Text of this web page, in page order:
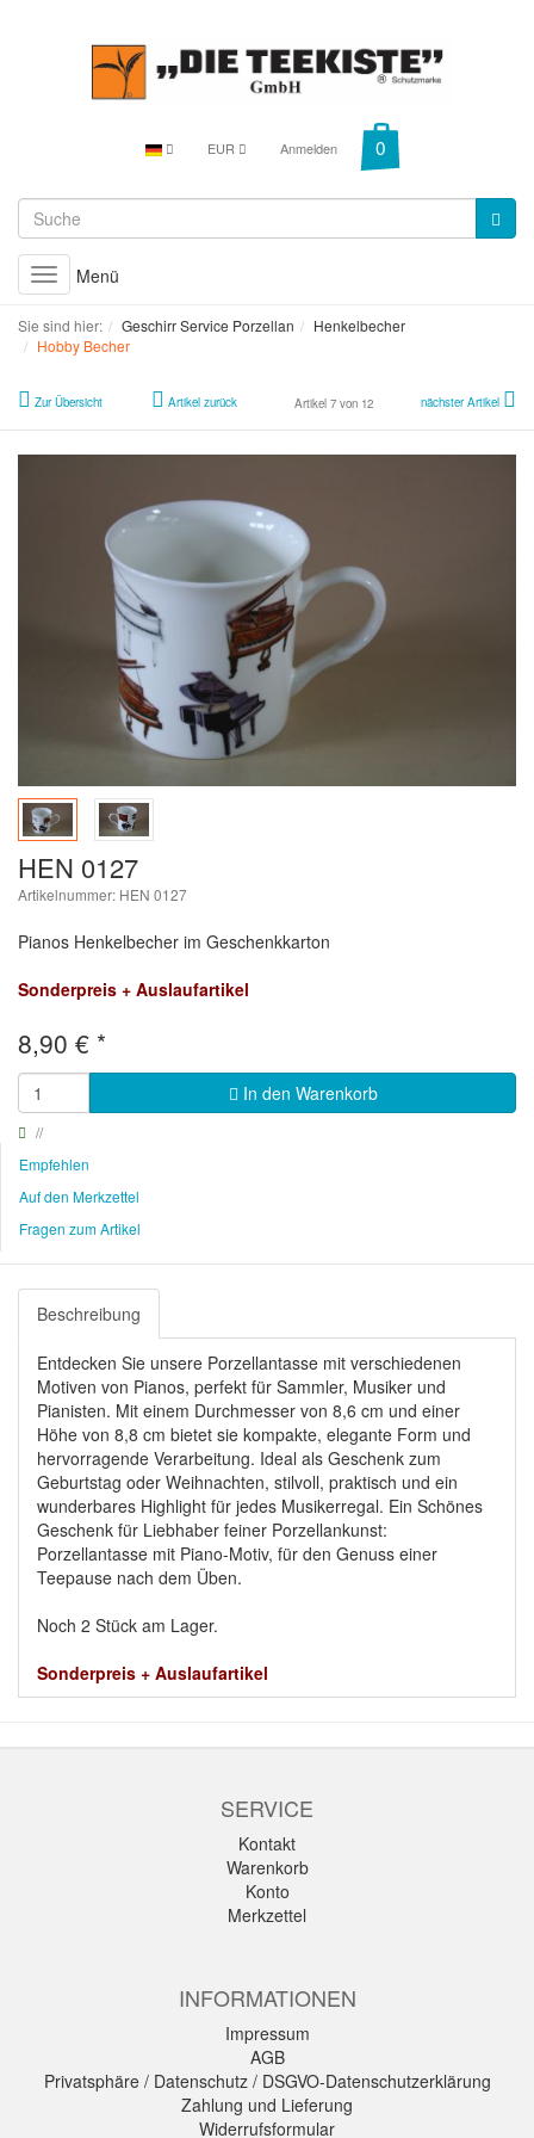
EUR Anmelden
Toggle
navigation
Menü
Sie sind hier: Geschirr Service Porzellan
Henkelbecher
Hobby Becher
Zur Übersicht Artikel zurück Artikel 7 von 12 nächster Artikel
HEN 0127
Artikelnummer: HEN 0127
Pianos Henkelbecher im Geschenkkarton
Sonderpreis + Auslaufartikel
8,90 € *
In den Warenkorb
Empfehlen
Auf den Merkzettel
Fragen zum Artikel
Beschreibung
Entdecken Sie unsere Porzellantasse mit verschiedenen
Motiven von Pianos, perfekt für Sammler, Musiker und
Pianisten. Mit einem Durchmesser von 8,6 cm und einer
Höhe von 8,8 cm bietet sie kompakte, elegante Form und
hervorragende Verarbeitung. Ideal als Geschenk zum
Geburtstag oder Weihnachten, stilvoll, praktisch und ein
wunderbares Highlight für jedes Musikerregal. Ein Schönes
Geschenk für Liebhaber feiner Porzellankunst:
Porzellantasse mit Piano-Motiv, für den Genuss einer
Teepause nach dem Üben.
Noch 2 Stück am Lager.
Sonderpreis + Auslaufartikel
SERVICE
Kontakt
Warenkorb
Konto
Merkzettel
INFORMATIONEN
Impressum
AGB
Privatsphäre / Datenschutz / DSGVO-Datenschutzerklärung
Zahlung und Lieferung
Widerrufsformular